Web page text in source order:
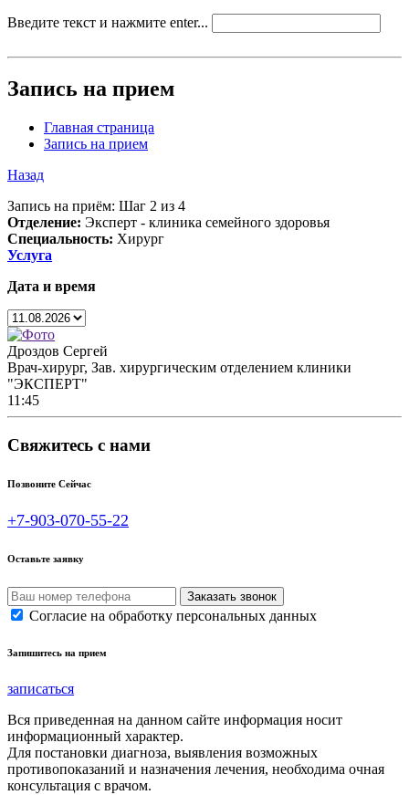
Введите текст и нажмите enter...
Запись на прием
Главная страница
Запись на прием
Назад
Запись на приём: Шаг 2 из 4
Отделение: Эксперт - клиника семейного здоровья
Специальность: Хирург
Услуга
Дата и время
Дроздов Сергей
Врач-хирург, Зав. хирургическим отделением клиники
"ЭКСПЕРТ"
11:45
Свяжитесь с нами
Позвоните Сейчас
+7-903-070-55-22
Оставьте заявку
Согласие на обработку персональных данных
Запишитесь на прием
записаться
Вся приведенная на данном сайте информация носит
информационный характер.
Для постановки диагноза, выявления возможных
противопоказаний и назначения лечения, необходима очная
консультация с врачом.